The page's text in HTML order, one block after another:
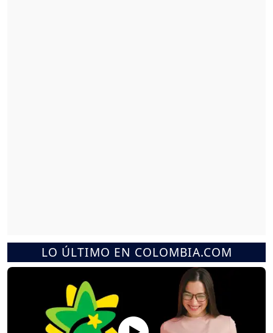
LO ÚLTIMO EN COLOMBIA.COM